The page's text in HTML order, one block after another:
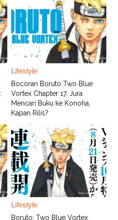
Lifestyle
Bocoran Boruto Two Blue
Vortex Chapter 17, Jura
Mencari Buku ke Konoha,
Kapan Rilis?
Lifestyle
Boruto: Two Blue Vortex